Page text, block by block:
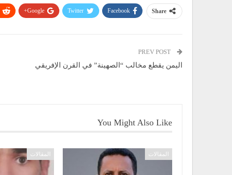
Share
Facebook
Twitter
Google+
اليمن يقطع مخالب “الصهينة” في القرن الإفريقي
You Might Also Like
المقالات المقالات